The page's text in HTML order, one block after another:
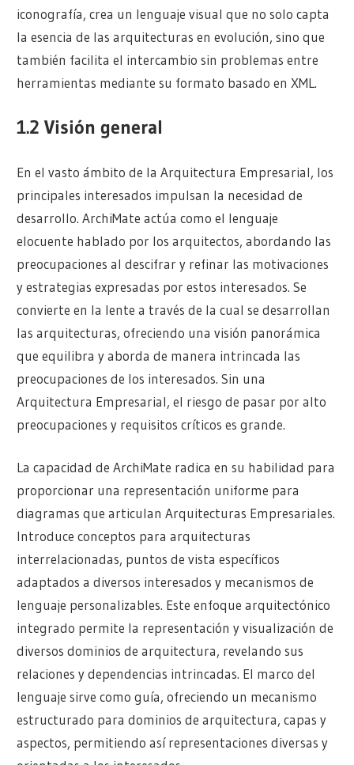
iconografía, crea un lenguaje visual que no solo capta
la esencia de las arquitecturas en evolución, sino que
también facilita el intercambio sin problemas entre
herramientas mediante su formato basado en XML.
1.2 Visión general
En el vasto ámbito de la Arquitectura Empresarial, los
principales interesados impulsan la necesidad de
desarrollo. ArchiMate actúa como el lenguaje
elocuente hablado por los arquitectos, abordando las
preocupaciones al descifrar y refinar las motivaciones
y estrategias expresadas por estos interesados. Se
convierte en la lente a través de la cual se desarrollan
las arquitecturas, ofreciendo una visión panorámica
que equilibra y aborda de manera intrincada las
preocupaciones de los interesados. Sin una
Arquitectura Empresarial, el riesgo de pasar por alto
preocupaciones y requisitos críticos es grande.
La capacidad de ArchiMate radica en su habilidad para
proporcionar una representación uniforme para
diagramas que articulan Arquitecturas Empresariales.
Introduce conceptos para arquitecturas
interrelacionadas, puntos de vista específicos
adaptados a diversos interesados y mecanismos de
lenguaje personalizables. Este enfoque arquitectónico
integrado permite la representación y visualización de
diversos dominios de arquitectura, revelando sus
relaciones y dependencias intrincadas. El marco del
lenguaje sirve como guía, ofreciendo un mecanismo
estructurado para dominios de arquitectura, capas y
aspectos, permitiendo así representaciones diversas y